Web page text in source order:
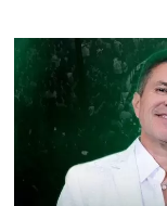
Palenque
de
feria
Tlaxcala